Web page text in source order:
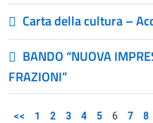
Carta della cultura –
BANDO “NUOVA
FRAZIONI”
<< 1 2 3 4 5 6 7 8